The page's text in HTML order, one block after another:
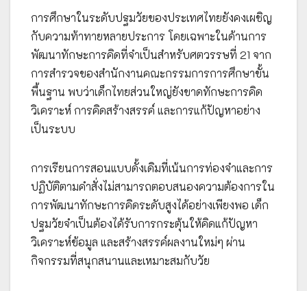
การศึกษาในระดับปฐมวัยของประเทศไทยยังคงเผชิญ
กับความท้าทายหลายประการ โดยเฉพาะในด้านการ
พัฒนาทักษะการคิดที่จำเป็นสำหรับศตวรรษที่ 21 จาก
การสำรวจของสำนักงานคณะกรรมการการศึกษาขั้น
พื้นฐาน พบว่าเด็กไทยส่วนใหญ่ยังขาดทักษะการคิด
วิเคราะห์ การคิดสร้างสรรค์ และการแก้ปัญหาอย่าง
เป็นระบบ
การเรียนการสอนแบบดั้งเดิมที่เน้นการท่องจำและการ
ปฏิบัติตามคำสั่งไม่สามารถตอบสนองความต้องการใน
การพัฒนาทักษะการคิดระดับสูงได้อย่างเพียงพอ เด็ก
ปฐมวัยจำเป็นต้องได้รับการกระตุ้นให้คิดแก้ปัญหา
วิเคราะห์ข้อมูล และสร้างสรรค์ผลงานใหม่ๆ ผ่าน
กิจกรรมที่สนุกสนานและเหมาะสมกับวัย